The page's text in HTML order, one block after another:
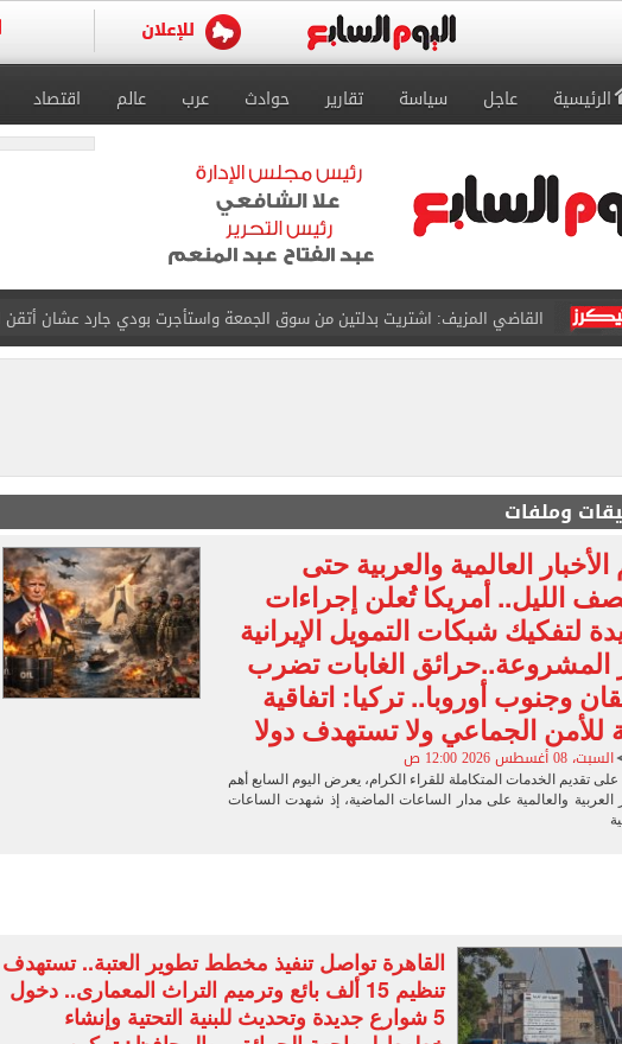
الرئيسية عاجل سياسة تقارير حوادث عرب عالم اقتصاد
برشلونة يطرح تذاكر مواجهة الأهلي على كأس خوان جامبر
طرابزون سبور ينفي الحجز على مستحقات محمد صلاح
الأهلي ينهي مرانه الأول فى معسكر إسبانيا.. جلسة عموتة وفقرة بدنية.. صور
"تنظيم الاتصالات": تسجيل الخط باسم شخص لا يجعله مسؤولًا عن الجرائم المرتكبة به
مشاهد ساحرة على شاطئ رأس البر في أجواء صيفية مميزة.. فيديو
الكشف عن قصر محمد صلاح الفاخر فى طرابزون.. صور
الاتحاد التركي يمنح طرابزون سبور رخصة مشاركة محمد صلاح
وملفات
العالمية والعربية حتى
الليل.. أمريكا تُعلن إجراءات
لتفكيك شبكات التمويل الإيرانية
المشروعة..حرائق الغابات تضرب
وجنوب أوروبا.. تركيا: اتفاقية
للأمن الجماعي ولا تستهدف دولا
السبت، 08 أغسطس 2026 12:00 ص
تقديم الخدمات المتكاملة للقراء الكرام، يعرض اليوم السابع أهم
العربية والعالمية على مدار الساعات الماضية، إذ شهدت الساعات
القاهرة تواصل تنفيذ مخطط تطوير العتبة.. تستهدف
تنظيم 15 ألف بائع وترميم التراث المعمارى.. دخول
5 شوارع جديدة وتحديث للبنية التحتية وإنشاء